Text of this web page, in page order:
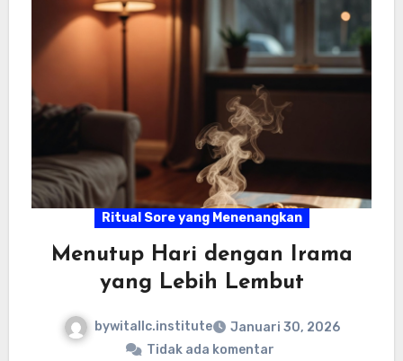
Ritual Sore yang Menenangkan
Menutup Hari dengan Irama
yang Lebih Lembut
bywitallc.institute
Januari 30, 2026
Tidak ada komentar